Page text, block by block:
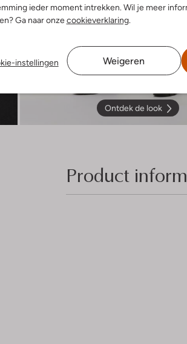
ieder moment intrekken. Wil je meer
Ga naar onzecookieverklaring.
instellingen Weigeren
Ontdek de look
Product